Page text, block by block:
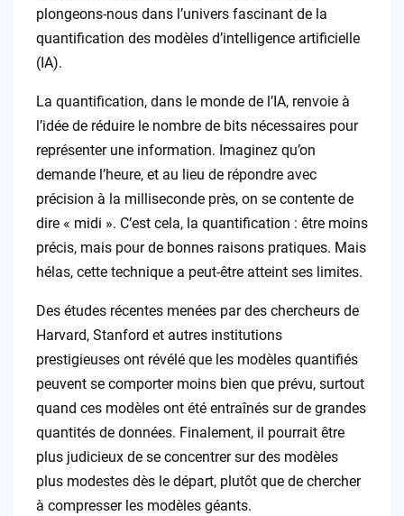
plongeons-nous dans l’univers fascinant de la
quantification des modèles d’intelligence artificielle
(IA).
La quantification, dans le monde de l’IA, renvoie à
l’idée de réduire le nombre de bits nécessaires pour
représenter une information. Imaginez qu’on
demande l’heure, et au lieu de répondre avec
précision à la milliseconde près, on se contente de
dire « midi ». C’est cela, la quantification : être moins
précis, mais pour de bonnes raisons pratiques. Mais
hélas, cette technique a peut-être atteint ses limites.
Des études récentes menées par des chercheurs de
Harvard, Stanford et autres institutions
prestigieuses ont révélé que les modèles quantifiés
peuvent se comporter moins bien que prévu, surtout
quand ces modèles ont été entraînés sur de grandes
quantités de données. Finalement, il pourrait être
plus judicieux de se concentrer sur des modèles
plus modestes dès le départ, plutôt que de chercher
à compresser les modèles géants.